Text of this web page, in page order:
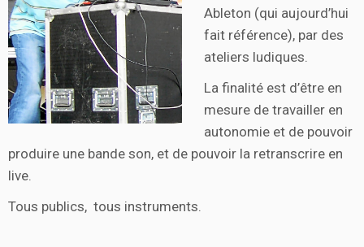
Ableton (qui aujourd’hui
fait référence), par des
ateliers ludiques.
La finalité est d’être en
mesure de travailler en
autonomie et de pouvoir
produire une bande son, et de pouvoir la retranscrire en
live.
Tous publics, tous instruments.